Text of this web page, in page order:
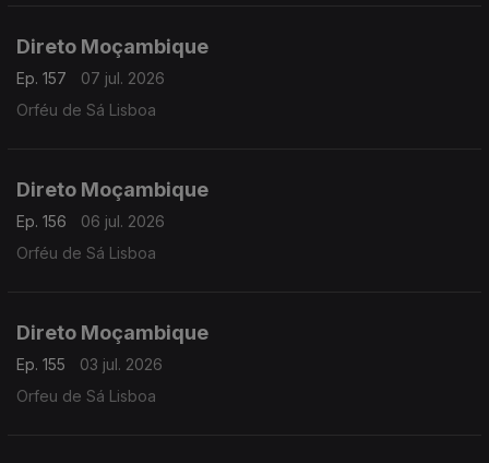
Direto Moçambique
Ep. 157
07 jul. 2026
Orféu de Sá Lisboa
Direto Moçambique
Ep. 156
06 jul. 2026
Orféu de Sá Lisboa
Direto Moçambique
Ep. 155
03 jul. 2026
Orfeu de Sá Lisboa